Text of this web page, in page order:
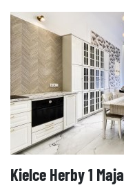
Kielce Herby 1 Maja